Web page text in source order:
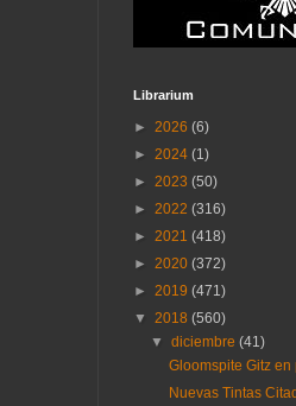
Librarium
► 2026 (6)
► 2024 (1)
► 2023 (50)
► 2022 (316)
► 2021 (418)
► 2020 (372)
► 2019 (471)
▼ 2018 (560)
▼diciembre(41)
Gloomspite Gitz en
Nuevas Tintas